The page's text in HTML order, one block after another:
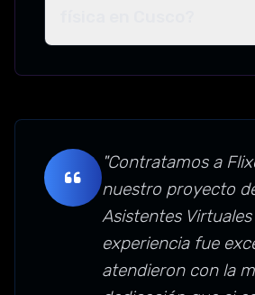
"Contratamos a
nuestro proyecto
Asistentes Virtuales
experiencia fue
atendieron con la